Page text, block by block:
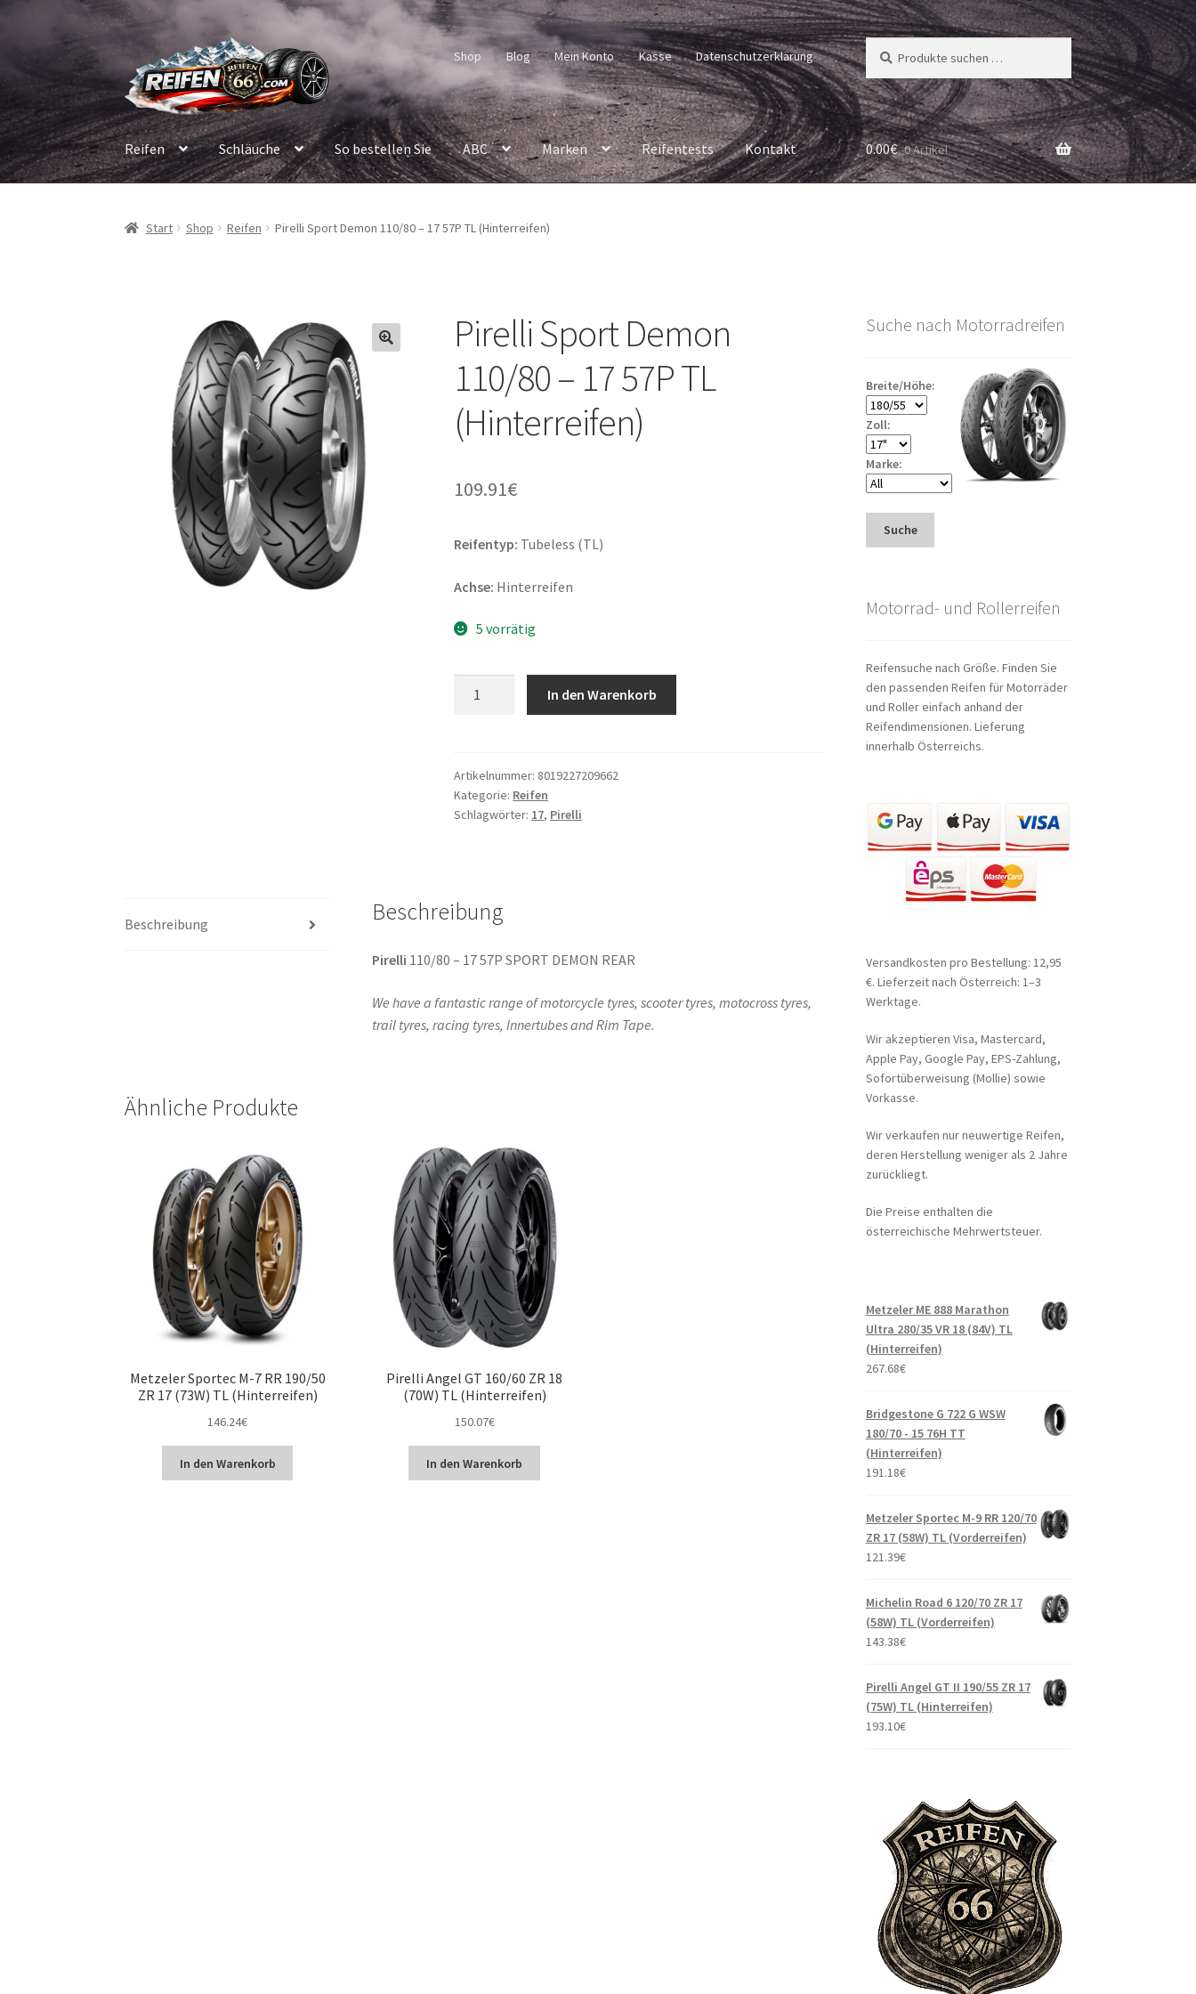
Navigation
springen
Inhalt
springen
Shop Blog Mein Konto Kasse Datenschutzerklärung
Suchen
nach:
Suchen
Reifen Schläuche So bestellen Sie ABC Marken Reifentests Kontakt 0.00€ 0 Artikel
Start Shop Reifen Pirelli Sport Demon 110/80 – 17 57P TL (Hinterreifen)
Pirelli Sport Demon
110/80 – 17 57P TL
(Hinterreifen)
109.91€
Reifentyp: Tubeless (TL)
Achse: Hinterreifen
5 vorrätig
-
17
57P
In den Warenkorb
Artikelnummer: 8019227209662
Kategorie: Reifen
Schlagwörter: 17, Pirelli
Beschreibung Beschreibung
Pirelli 110/80 – 17 57P SPORT DEMON REAR
We have a fantastic range of motorcycle tyres, scooter tyres, motocross tyres,
trail tyres, racing tyres, Innertubes and Rim Tape.
Ähnliche Produkte
Metzeler Sportec M-7 RR 190/50
ZR 17 (73W) TL (Hinterreifen)
146.24€
In den Warenkorb
Pirelli Angel GT 160/60 ZR 18
(70W) TL (Hinterreifen)
150.07€
In den Warenkorb
Suche nach Motorradreifen
Breite/Höhe:
Zoll:
Marke:
Suche
Motorrad- und Rollerreifen
Reifensuche nach Größe. Finden Sie
den passenden Reifen für Motorräder
und Roller einfach anhand der
Reifendimensionen. Lieferung
innerhalb Österreichs.
Versandkosten pro Bestellung: 12,95
€. Lieferzeit nach Österreich: 1–3
Werktage.
Wir akzeptieren Visa, Mastercard,
Apple Pay, Google Pay, EPS-Zahlung,
Sofortüberweisung (Mollie) sowie
Vorkasse.
Wir verkaufen nur neuwertige Reifen,
deren Herstellung weniger als 2 Jahre
zurückliegt.
Die Preise enthalten die
österreichische Mehrwertsteuer.
Metzeler ME 888 Marathon
Ultra 280/35 VR 18 (84V) TL
(Hinterreifen)
267.68€
Bridgestone G 722 G WSW
180/70 - 15 76H TT
(Hinterreifen)
191.18€
Metzeler Sportec M-9 RR 120/70
ZR 17 (58W) TL (Vorderreifen)
121.39€
Michelin Road 6 120/70 ZR 17
(58W) TL (Vorderreifen)
143.38€
Pirelli Angel GT II 190/55 ZR 17
(75W) TL (Hinterreifen)
193.10€